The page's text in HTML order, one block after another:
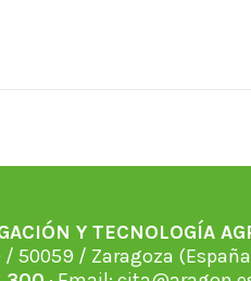
Y TECNOLOGÍA
50059 / Zaragoza